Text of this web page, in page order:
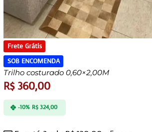
Frete Grátis
SOB ENCOMENDA
Trilho costurado 0,60×2,00M
R$360,00
-10% R$324,00